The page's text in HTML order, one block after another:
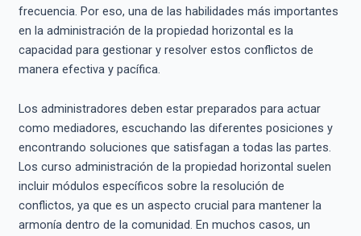
frecuencia. Por eso, una de las habilidades más importantes
en la administración de la propiedad horizontal es la
capacidad para gestionar y resolver estos conflictos de
manera efectiva y pacífica.
Los administradores deben estar preparados para actuar
como mediadores, escuchando las diferentes posiciones y
encontrando soluciones que satisfagan a todas las partes.
Los curso administración de la propiedad horizontal suelen
incluir módulos específicos sobre la resolución de
conflictos, ya que es un aspecto crucial para mantener la
armonía dentro de la comunidad. En muchos casos, un